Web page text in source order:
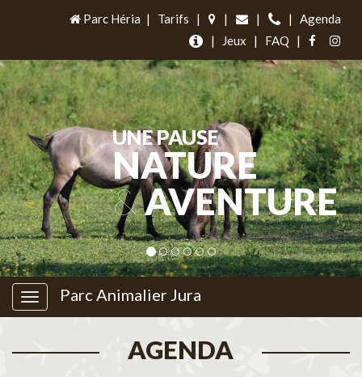
Parc Héria | Tarifs | | | |
Agenda
|
Jeux | FAQ |
UNE PAUSE
NATURE
&AVENTURE
Parc Animalier Jura
AGENDA